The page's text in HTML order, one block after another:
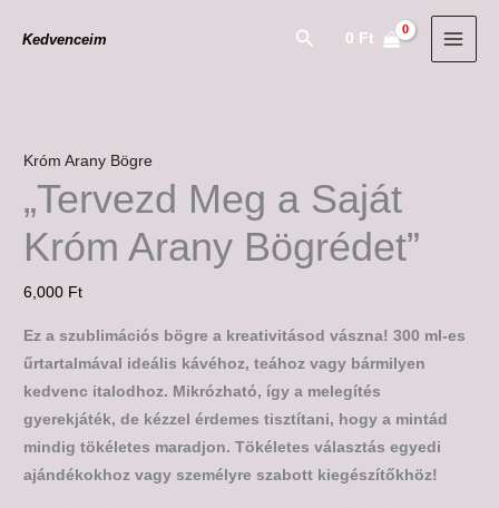
Kedvenceim Search
0 Ft
Króm Arany Bögre
„Tervezd Meg a Saját
Króm Arany Bögrédet”
6,000 Ft
Ez a szublimációs bögre a kreativitásod vászna! 300 ml-es
űrtartalmával ideális kávéhoz, teához vagy bármilyen
kedvenc italodhoz. Mikrózható, így a melegítés
gyerekjáték, de kézzel érdemes tisztítani, hogy a mintád
mindig tökéletes maradjon. Tökéletes választás egyedi
ajándékokhoz vagy személyre szabott kiegészítőkhöz!
Meg
Arany
mennyiség